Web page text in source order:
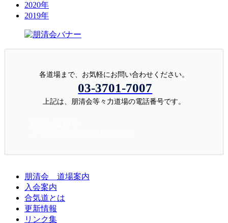
2020年
2019年
各道場まで、お気軽にお問い合わせください。
03-3701-7007
上記は、朋清会等々力道場の電話番号です。
朋清会 道場案内
入会案内
合気道とは
更新情報
リンク集